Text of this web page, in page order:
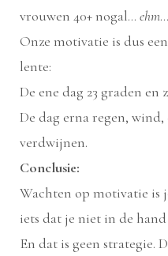
vrouwen 40+ nogal… ehm
Onze motivatie is dus
lente:
De ene dag 23 graden en
De dag erna regen,
verdwijnen.
Conclusie:
Wachten op motivatie is
iets dat je niet in de
En dat is geen strategie.